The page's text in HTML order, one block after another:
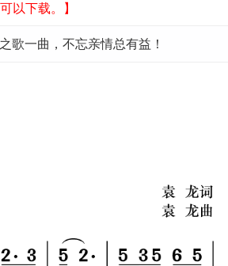
以下载。】
歌一曲，不忘亲情总有益！